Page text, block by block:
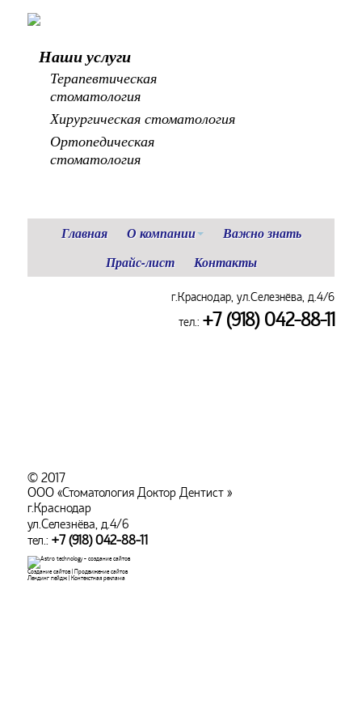
Наши услуги
Терапевтическая
стоматология
Хирургическая стоматология
Ортопедическая
стоматология
Главная О компании
Важно знать
Прайс-лист
Контакты
г.Краснодар, ул.Селезнёва, д.4/6
тел.: +7 (918) 042-88-11
© 2017
ООО «Стоматология Доктор Дентист »
г.Краснодар
ул.Селезнёва, д.4/6
тел.: +7 (918) 042-88-11
Создание сайтов| Продвижение сайтов
Лендинг пейдж Контекстная реклама